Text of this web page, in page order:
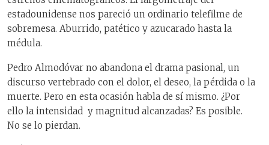
estadounidense nos pareció un ordinario telefilme de
sobremesa. Aburrido, patético y azucarado hasta la
médula.
Pedro Almodóvar no abandona el drama pasional, un
discurso vertebrado con el dolor, el deseo, la pérdida o la
muerte. Pero en esta ocasión habla de sí mismo. ¿Por
ello la intensidad y magnitud alcanzadas? Es posible.
No se lo pierdan.